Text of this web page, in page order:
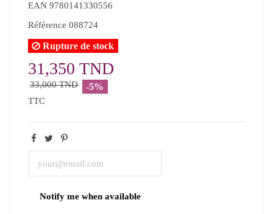
EAN 9780141330556
Référence 088724
Rupture de stock
31,350 TND
33,000 TND -5%
TTC